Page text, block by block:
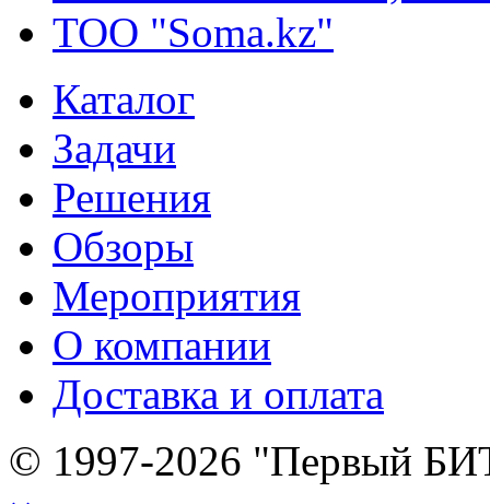
ТОО "Soma.kz"
Каталог
Задачи
Решения
Обзоры
Мероприятия
О компании
Доставка и оплата
© 1997-2026 "Первый